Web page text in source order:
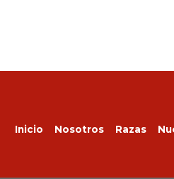
Inicio Nosotros Razas